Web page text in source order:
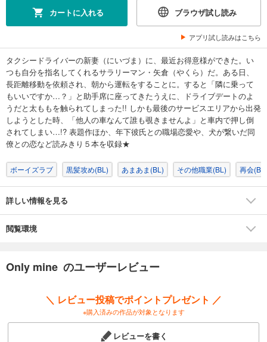
カートに入れる ブラウザ試し読み
アプリ試し読みはこちら
タクシードライバーの新妻（にいづま）に、最近お得意様ができた。い
つも自分を指名してくれるサラリーマン・矢倉（やくら）だ。ある日、
長距離移動を依頼され、朝から運転をすることに。すると「隣に乗って
もいいですか…？」と助手席に座ってきたうえに、ドライブデートのよ
うだと太ももを触られてしまった!! しかも最後のサービスエリアから出発
しようとした時、「他人の車なんて誰も覗きませんよ」と車内で押し倒
されてしまい…!? 表題作ほか、年下彼氏との職場恋愛や、犬が繋いだ同
僚との恋など読みきり５本を収録★
ボーイズラブ 黒髪攻め(BL) あまあま(BL) その他職業(BL) 再会(BL)
詳しい情報を見る
閲覧環境
Only mine のユーザーレビュー
＼ レビュー投稿でポイントプレゼント ／
※購入済みの作品が対象となります
レビューを書く